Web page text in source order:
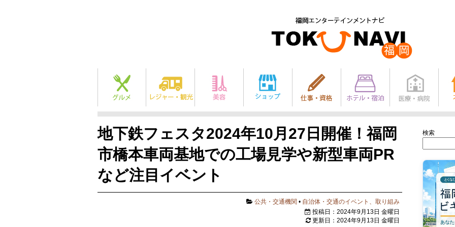
地下鉄フェスタ2024年10月27日開催！福岡
市橋本車両基地での工場見学や新型車両PR
など注目イベント
公共・交通機関 • 自治体・交通のイベント、取り組み
投稿日：2024年9月13日 金曜日
更新日：2024年9月13日 金曜日
検索